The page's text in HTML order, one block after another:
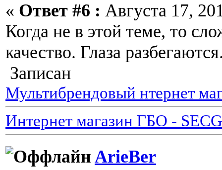
« Ответ #6 : Августа 17,
Когда не в этой теме, то
качество. Глаза
Записан
Мультибрендовый нтернет
Интернет магазин ГБО -
ArieBer